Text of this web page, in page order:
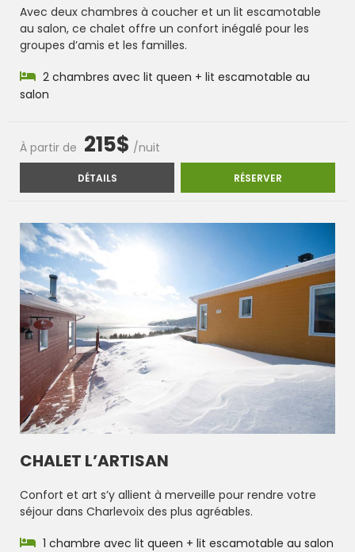
Avec deux chambres à coucher et un lit escamotable
au salon, ce chalet offre un confort inégalé pour les
groupes d’amis et les familles.
2 chambres avec lit queen + lit escamotable au
salon
À partir de 215$ /nuit
DÉTAILSCHALET LE BÉJAUNE RÉSERVERCHALET LE
CHALET L’ARTISAN
Confort et art s’y allient à merveille pour rendre votre
séjour dans Charlevoix des plus agréables.
1 chambre avec lit queen + lit escamotable au salon